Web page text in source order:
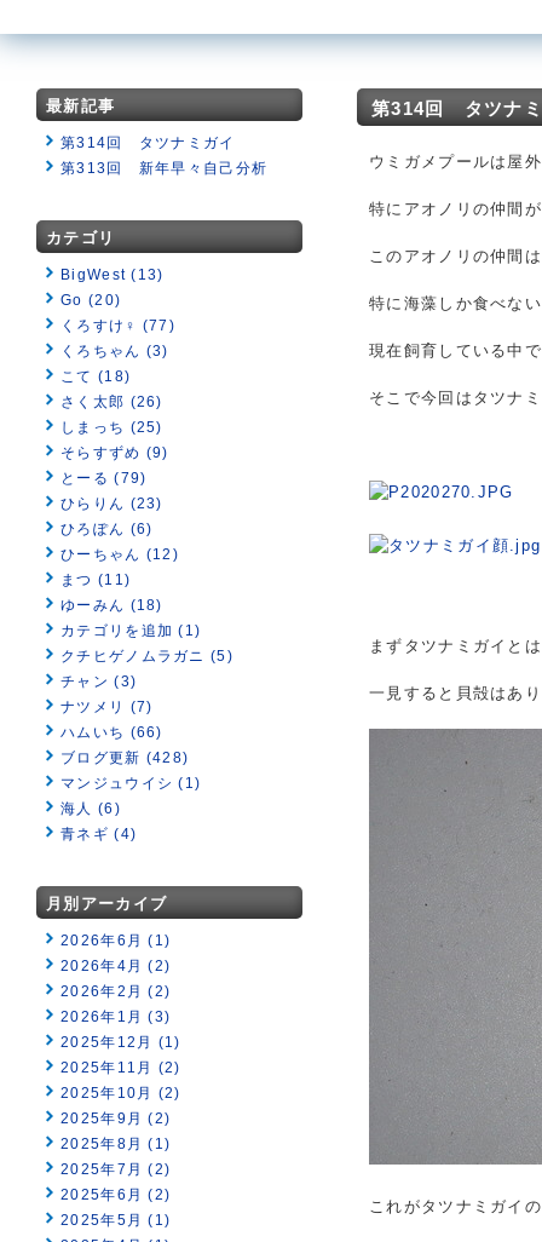
最新記事
第314回 タツナミガイ
第313回 新年早々自己分析
カテゴリ
BigWest (13)
Go (20)
くろすけ♀ (77)
くろちゃん (3)
こて (18)
さく太郎 (26)
しまっち (25)
そらすずめ (9)
とーる (79)
ひらりん (23)
ひろぽん (6)
ひーちゃん (12)
まつ (11)
ゆーみん (18)
カテゴリを追加 (1)
クチヒゲノムラガニ (5)
チャン (3)
ナツメリ (7)
ハムいち (66)
ブログ更新 (428)
マンジュウイシ (1)
海人 (6)
青ネギ (4)
月別アーカイブ
2026年6月 (1)
2026年4月 (2)
2026年2月 (2)
2026年1月 (3)
2025年12月 (1)
2025年11月 (2)
2025年10月 (2)
2025年9月 (2)
2025年8月 (1)
2025年7月 (2)
2025年6月 (2)
2025年5月 (1)
第314回 タツナ
ウミガメプールは屋
特にアオノリの仲間
このアオノリの仲間
特に海藻しか食べな
現在飼育している中
そこで今回はタツナ
まずタツナミガイと
一見すると貝殻はあ
これがタツナミガイ